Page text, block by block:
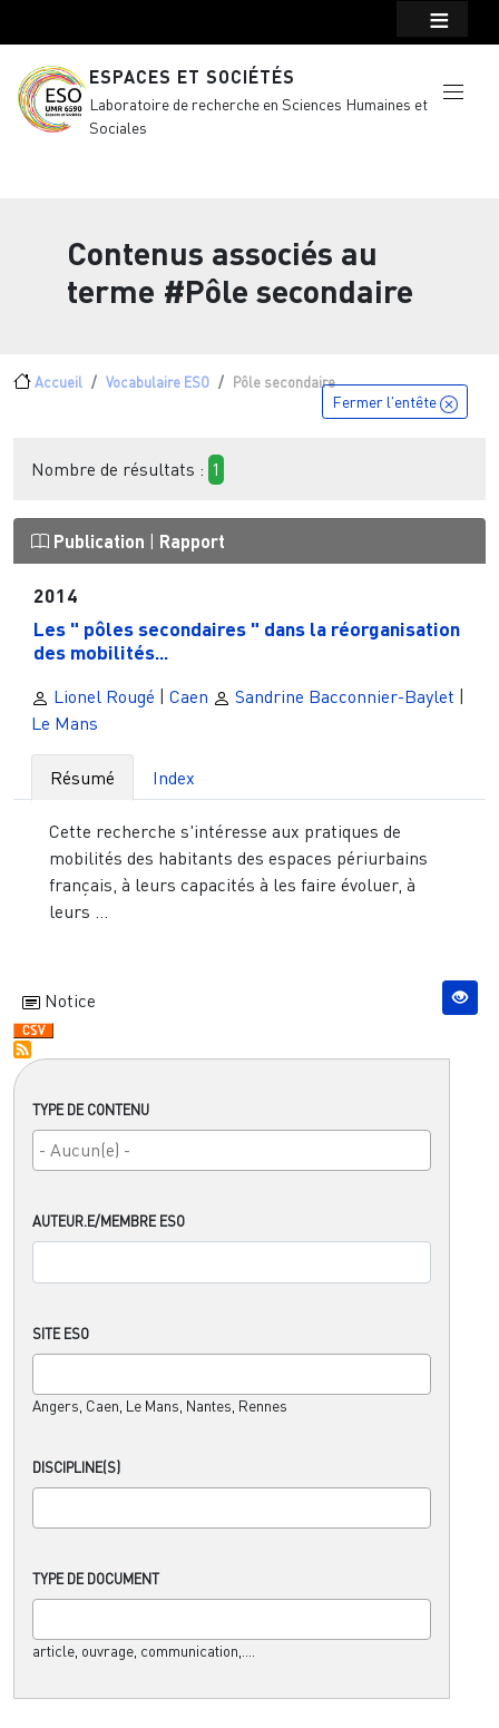
ESPACES ET SOCIÉTÉS
Laboratoire de recherche en Sciences Humaines et
Sociales
Contenus associés au
terme #Pôle secondaire
Fil d'Ariane
Accueil Vocabulaire ESO Pôle secondaire
TYPE DE CONTENU
AUTEUR.E/MEMBRE ESO
SITE ESO
Angers, Caen, Le Mans, Nantes, Rennes
DISCIPLINE(S)
TYPE DE DOCUMENT
article, ouvrage, communication,....
Fermer l'entête
Nombre de résultats : 1
Publication Rapport
2014
Les " pôles secondaires " dans la réorganisation
des mobilités...
Lionel Rougé | Caen Sandrine Bacconnier-Baylet |
Le Mans
Résumé Index
Cette recherche s'intéresse aux pratiques de
mobilités des habitants des espaces périurbains
français, à leurs capacités à les faire évoluer, à
leurs ...
Notice